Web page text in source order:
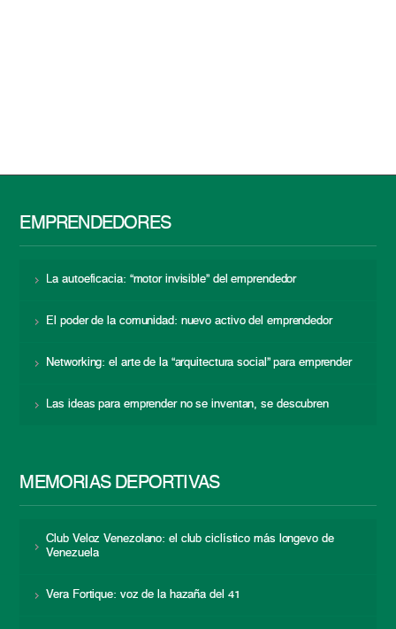
EMPRENDEDORES
La autoeficacia: “motor invisible” del emprendedor
El poder de la comunidad: nuevo activo del emprendedor
Networking: el arte de la “arquitectura social” para emprender
Las ideas para emprender no se inventan, se descubren
MEMORIAS DEPORTIVAS
Club Veloz Venezolano: el club ciclístico más longevo de
Venezuela
Vera Fortique: voz de la hazaña del 41